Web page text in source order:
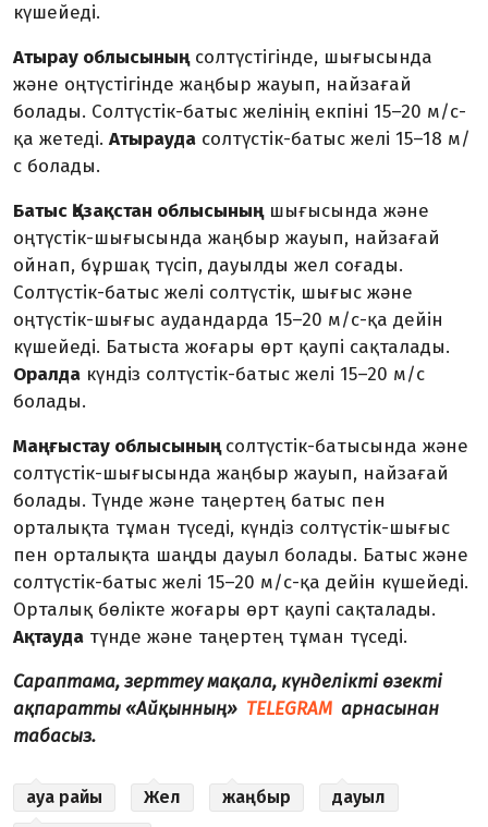
күшейеді.
Атырау облысыныңсолтүстігінде, шығысында
және оңтүстігінде жаңбыр жауып, найзағай
болады. Солтүстік-батыс желінің екпіні 15–20 м/с-
қа жетеді. Атырауда солтүстік-батыс желі 15–18 м/
с болады.
Батыс Қазақстан облысыныңшығысында және
оңтүстік-шығысында жаңбыр жауып, найзағай
ойнап, бұршақ түсіп, дауылды жел соғады.
Солтүстік-батыс желі солтүстік, шығыс және
оңтүстік-шығыс аудандарда 15–20 м/с-қа дейін
күшейеді. Батыста жоғары өрт қаупі сақталады.
Оралда күндіз солтүстік-батыс желі 15–20 м/с
болады.
Маңғыстау облысыныңсолтүстік-батысында және
солтүстік-шығысында жаңбыр жауып, найзағай
болады. Түнде және таңертең батыс пен
орталықта тұман түседі, күндіз солтүстік-шығыс
пен орталықта шаңды дауыл болады. Батыс және
солтүстік-батыс желі 15–20 м/с-қа дейін күшейеді.
Орталық бөлікте жоғары өрт қаупі сақталады.
Ақтауда түнде және таңертең тұман түседі.
Сараптама, зерттеу мақала, күнделікті өзекті
ақпаратты «Айқынның» TELEGRAM арнасынан
табасыз.
ауа райы Жел жаңбыр
дауыл